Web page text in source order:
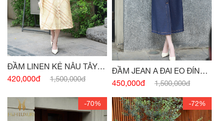
ĐẦM LINEN KẺ NÂU TÂY
CỔ VEST
420,000đ 1,500,000đ
ĐẦM JEAN A ĐAI EO ĐÍNH
CÚC
450,000đ 1,500,000đ
-70% -72%